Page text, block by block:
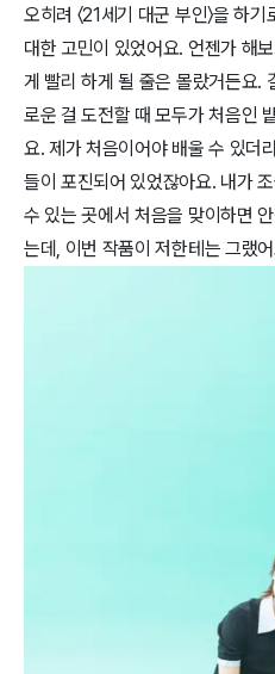
오히려 〈21세기 대군 부인〉을 하
대한 고민이 있었어요. 언젠가 해
게 빨리 하게 될 줄은 몰랐거든요.
로운 걸 도전할 때 모두가 처음인
요. 제가 처음이어야 배울 수 있더
들이 포진되어 있었잖아요. 내가
수 있는 곳에서 처음을 맞이하면
는데, 이번 작품이 저한테는 그랬